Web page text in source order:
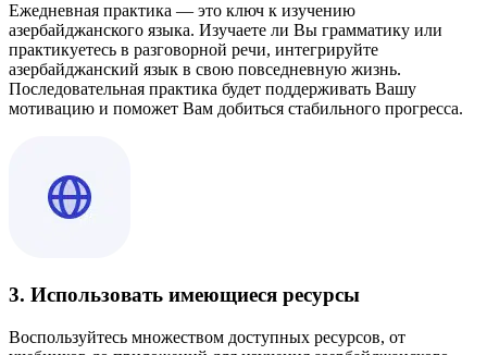
Ежедневная практика — это ключ к изучению
азербайджанского языка. Изучаете ли Вы грамматику или
практикуетесь в разговорной речи, интегрируйте
азербайджанский язык в свою повседневную жизнь.
Последовательная практика будет поддерживать Вашу
мотивацию и поможет Вам добиться стабильного прогресса.
3. Использовать имеющиеся ресурсы
Воспользуйтесь множеством доступных ресурсов, от